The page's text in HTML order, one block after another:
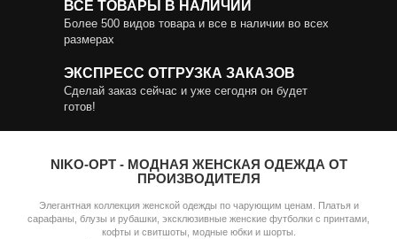
ВСЕ ТОВАРЫ В НАЛИЧИИ
Более 500 видов товара и все в наличии во всех
размерах
ЭКСПРЕСС ОТГРУЗКА ЗАКАЗОВ
Сделай заказ сейчас и уже сегодня он будет
готов!
NIKO-OPT - МОДНАЯ ЖЕНСКАЯ ОДЕЖДА ОТ
ПРОИЗВОДИТЕЛЯ
Элегантная коллекция женской одежды по чарующим ценам. Платья и
сарафаны, блузы и рубашки, эксклюзивные женские футболки с принтами,
кофты и свитшоты, модные юбки и шорты.